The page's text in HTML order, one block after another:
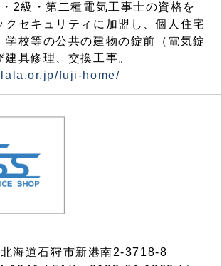
2級・第二種電気工事士の資格を
クセキュリティに加盟し、個人住宅
学校等の公共の建物の錠前（電気錠
具修理、交換工事。
fuji-home/
海道石狩市新港南2-3718-8